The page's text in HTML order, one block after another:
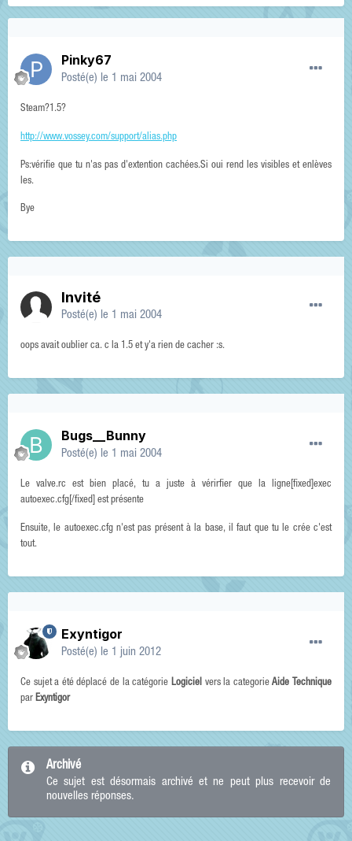
Pinky67
Posté(e) le 1 mai 2004
Steam?1.5?
http://www.vossey.com/support/alias.php
Ps:vérifie que tu n'as pas d'extention cachées.Si oui rend les visibles et enlèves
les.
Bye
Invité
Posté(e) le 1 mai 2004
oops avait oublier ca. c la 1.5 et y'a rien de cacher :s.
Bugs__Bunny
Posté(e) le 1 mai 2004
Le valve.rc est bien placé, tu a juste à vérirfier que la ligne[fixed]exec
autoexec.cfg[/fixed] est présente
Ensuite, le autoexec.cfg n'est pas présent à la base, il faut que tu le crée c'est
tout.
Exyntigor
Posté(e) le 1 juin 2012
Ce sujet a été déplacé de la catégorie Logicielvers la categorieAide Technique
par Exyntigor
Archivé
Ce sujet est désormais archivé et ne peut plus recevoir de
nouvelles réponses.